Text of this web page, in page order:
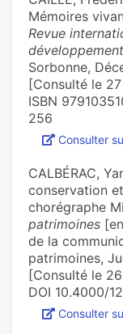
Mémoires
Revue
développement
Sorbonne,
[Consulté le
ISBN
256
Consulter
CALBÉRAC,
conservation
chorégraphe
patrimoines
de la
patrimoines,
[Consulté le
DOI 10.4000/
Consulter